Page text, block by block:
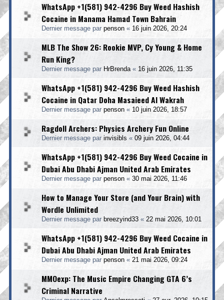
WhatsApp +1(581) 942-4296 Buy Weed Hashish
Cocaine in Manama Hamad Town Bahrain
Dernier message par penson « 16 juin 2026, 20:24
MLB The Show 26: Rookie MVP, Cy Young & Home
Run King?
Dernier message par HrBrenda« 16 juin 2026, 11:35
WhatsApp +1(581) 942-4296 Buy Weed Hashish
Cocaine in Qatar Doha Masaieed Al Wakrah
Dernier message par penson « 10 juin 2026, 18:57
Ragdoll Archers: Physics Archery Fun Online
Dernier message par invisibls « 09 juin 2026, 04:44
WhatsApp +1(581) 942-4296 Buy Weed Cocaine in
Dubai Abu Dhabi Ajman United Arab Emirates
Dernier message par penson « 30 mai 2026, 11:46
How to Manage Your Store (and Your Brain) with
Wordle Unlimited
Dernier message par breezyind33 « 22 mai 2026, 10:01
WhatsApp +1(581) 942-4296 Buy Weed Cocaine in
Dubai Abu Dhabi Ajman United Arab Emirates
Dernier message par penson « 21 mai 2026, 09:24
MMOexp: The Music Empire Changing GTA 6’s
Criminal Narrative